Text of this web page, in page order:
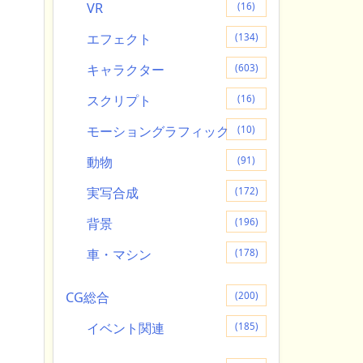
VR (16)
エフェクト (134)
キャラクター (603)
スクリプト (16)
モーショングラフィック (10)
動物 (91)
実写合成 (172)
背景 (196)
車・マシン (178)
CG総合 (200)
イベント関連 (185)